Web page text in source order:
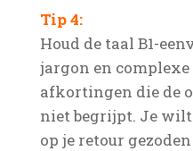
Tip 4:
Houd de taal B1-
jargon en
afkortingen die de
niet begrijpt. Je
op je retour